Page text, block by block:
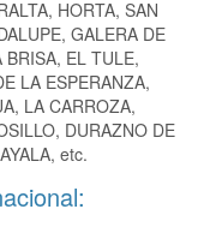
HORTA, SAN
GALERA DE
BRISA, EL TULE,
LA ESPERANZA,
LA CARROZA,
DURAZNO DE
etc.